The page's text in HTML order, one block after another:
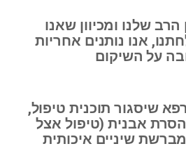
הרב שלנו ומכיוון שאנו
אנו נותנים אחריות
שיסגור תוכנית טיפול,
אבנית (טיפול אצל